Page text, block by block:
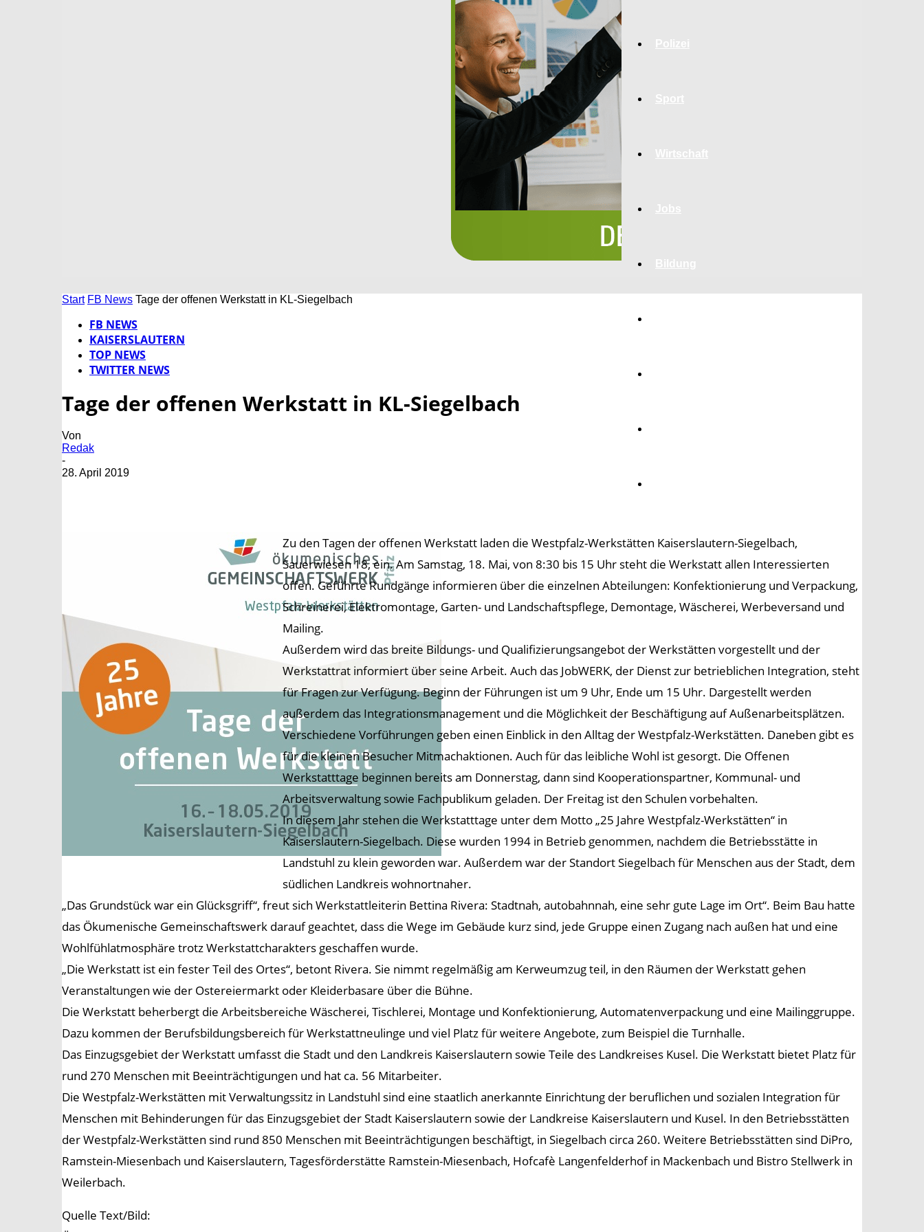
Start FB News Tage der offenen Werkstatt in KL-Siegelbach
FB NEWS
KAISERSLAUTERN
TOP NEWS
TWITTER NEWS
Tage der offenen Werkstatt in KL-Siegelbach
Von
Redak
-
28. April 2019
Zu den Tagen der offenen Werkstatt laden die Westpfalz-Werkstätten Kaiserslautern-Siegelbach,
Sauerwiesen 18, ein. Am Samstag, 18. Mai, von 8:30 bis 15 Uhr steht die Werkstatt allen Interessierten
offen. Geführte Rundgänge informieren über die einzelnen Abteilungen: Konfektionierung und Verpackung,
Schreinerei, Elektromontage, Garten- und Landschaftspflege, Demontage, Wäscherei, Werbeversand und
Mailing.
Außerdem wird das breite Bildungs- und Qualifizierungsangebot der Werkstätten vorgestellt und der
Werkstattrat informiert über seine Arbeit. Auch das JobWERK, der Dienst zur betrieblichen Integration, steht
für Fragen zur Verfügung. Beginn der Führungen ist um 9 Uhr, Ende um 15 Uhr. Dargestellt werden
außerdem das Integrationsmanagement und die Möglichkeit der Beschäftigung auf Außenarbeitsplätzen.
Verschiedene Vorführungen geben einen Einblick in den Alltag der Westpfalz-Werkstätten. Daneben gibt es
für die kleinen Besucher Mitmachaktionen. Auch für das leibliche Wohl ist gesorgt. Die Offenen
Werkstatttage beginnen bereits am Donnerstag, dann sind Kooperationspartner, Kommunal- und
Arbeitsverwaltung sowie Fachpublikum geladen. Der Freitag ist den Schulen vorbehalten.
In diesem Jahr stehen die Werkstatttage unter dem Motto „25 Jahre Westpfalz-Werkstätten“ in
Kaiserslautern-Siegelbach. Diese wurden 1994 in Betrieb genommen, nachdem die Betriebsstätte in
Landstuhl zu klein geworden war. Außerdem war der Standort Siegelbach für Menschen aus der Stadt, dem
südlichen Landkreis wohnortnaher.
„Das Grundstück war ein Glücksgriff“, freut sich Werkstattleiterin Bettina Rivera: Stadtnah, autobahnnah, eine sehr gute Lage im Ort“. Beim Bau hatte
das Ökumenische Gemeinschaftswerk darauf geachtet, dass die Wege im Gebäude kurz sind, jede Gruppe einen Zugang nach außen hat und eine
Wohlfühlatmosphäre trotz Werkstattcharakters geschaffen wurde.
„Die Werkstatt ist ein fester Teil des Ortes“, betont Rivera. Sie nimmt regelmäßig am Kerweumzug teil, in den Räumen der Werkstatt gehen
Veranstaltungen wie der Ostereiermarkt oder Kleiderbasare über die Bühne.
Die Werkstatt beherbergt die Arbeitsbereiche Wäscherei, Tischlerei, Montage und Konfektionierung, Automatenverpackung und eine Mailinggruppe.
Dazu kommen der Berufsbildungsbereich für Werkstattneulinge und viel Platz für weitere Angebote, zum Beispiel die Turnhalle.
Das Einzugsgebiet der Werkstatt umfasst die Stadt und den Landkreis Kaiserslautern sowie Teile des Landkreises Kusel. Die Werkstatt bietet Platz für
rund 270 Menschen mit Beeinträchtigungen und hat ca. 56 Mitarbeiter.
Die Westpfalz-Werkstätten mit Verwaltungssitz in Landstuhl sind eine staatlich anerkannte Einrichtung der beruflichen und sozialen Integration für
Menschen mit Behinderungen für das Einzugsgebiet der Stadt Kaiserslautern sowie der Landkreise Kaiserslautern und Kusel. In den Betriebsstätten
der Westpfalz-Werkstätten sind rund 850 Menschen mit Beeinträchtigungen beschäftigt, in Siegelbach circa 260. Weitere Betriebsstätten sind DiPro,
Ramstein-Miesenbach und Kaiserslautern, Tagesförderstätte Ramstein-Miesenbach, Hofcafè Langenfelderhof in Mackenbach und Bistro Stellwerk in
Weilerbach.
Quelle Text/Bild: